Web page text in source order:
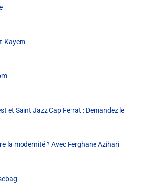
Kayem
et Saint Jazz Cap Ferrat : Demandez le
la modernité ? Avec Ferghane Azihari